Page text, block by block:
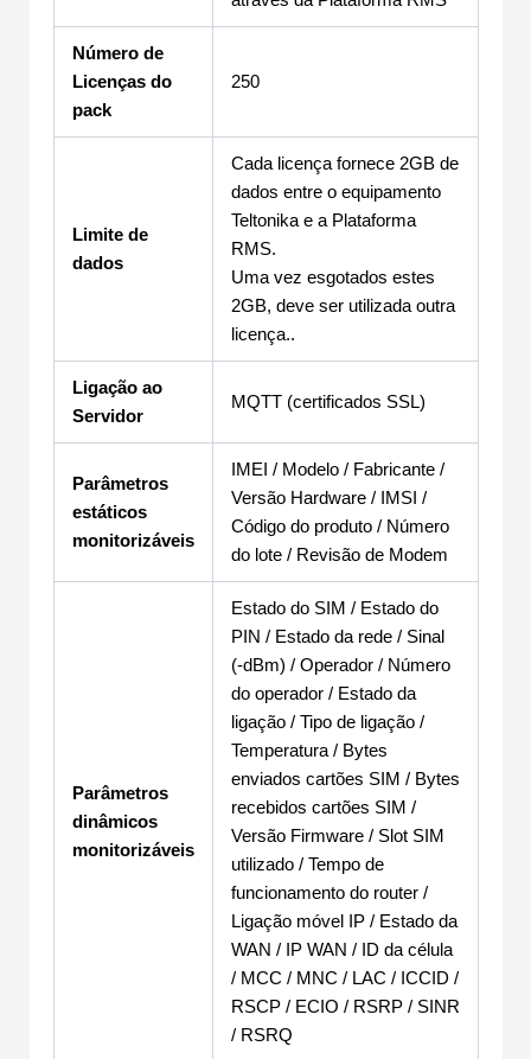
Número de
Licenças do
pack
250
Limite de
dados
Cada licença fornece 2GB de
dados entre o equipamento
Teltonika e a Plataforma
RMS.
Uma vez esgotados estes
2GB, deve ser utilizada outra
licença..
Ligação ao
Servidor
MQTT (certificados SSL)
Parâmetros
estáticos
monitorizáveis
IMEI / Modelo / Fabricante /
Versão Hardware / IMSI /
Código do produto / Número
do lote / Revisão de Modem
Parâmetros
dinâmicos
monitorizáveis
Estado do SIM / Estado do
PIN / Estado da rede / Sinal
(-dBm) / Operador / Número
do operador / Estado da
ligação / Tipo de ligação /
Temperatura / Bytes
enviados cartões SIM / Bytes
recebidos cartões SIM /
Versão Firmware / Slot SIM
utilizado / Tempo de
funcionamento do router /
Ligação móvel IP / Estado da
WAN / IP WAN / ID da célula
/ MCC / MNC / LAC / ICCID /
RSCP / ECIO / RSRP / SINR
/ RSRQ